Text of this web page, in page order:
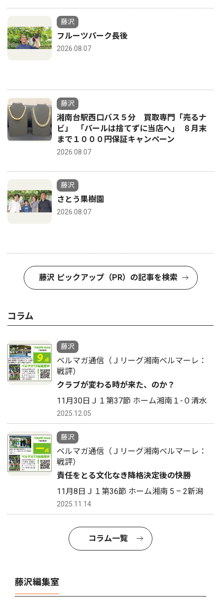
藤沢
フルーツパーク長後
2026.08.07
藤沢
湘南台駅西口バス５分 買取専門「売るナ
ビ」 ｢パールは捨てずに当店へ｣ ８月末
まで１０００円保証キャンペーン
2026.08.07
藤沢
さとう果樹園
2026.08.07
藤沢 ピックアップ（PR）の記事を検索
コラム
藤沢
ベルマガ通信（Ｊリーグ湘南ベルマーレ：
戦評）
クラブが変わる時が来た、のか？
11月30日Ｊ１第37節 ホーム湘南１-０清水
2025.12.05
藤沢
ベルマガ通信（Ｊリーグ湘南ベルマーレ：
戦評）
責任をとる文化なき降格決定後の快勝
11月8日Ｊ１第36節 ホーム湘南 5 – 2新潟
2025.11.14
コラム一覧
藤沢編集室